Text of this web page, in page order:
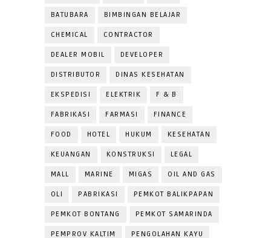
BATUBARA BIMBINGAN BELAJAR
CHEMICAL CONTRACTOR
DEALER MOBIL DEVELOPER
DISTRIBUTOR DINAS KESEHATAN
EKSPEDISI ELEKTRIK F & B
FABRIKASI FARMASI FINANCE
FOOD HOTEL HUKUM KESEHATAN
KEUANGAN KONSTRUKSI LEGAL
MALL MARINE MIGAS OIL AND GAS
OLI PABRIKASI PEMKOT BALIKPAPAN
PEMKOT BONTANG PEMKOT SAMARINDA
PEMPROV KALTIM PENGOLAHAN KAYU